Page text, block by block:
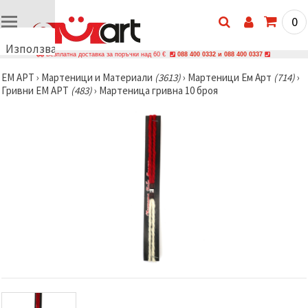
Използваме
🍪
Използваме
да
показваме
0
Безплатна доставка за поръчки над 60 € 088 400 0332 и 088 400 0337
ЕМ АРТ › Мартеници и Материали (3613)› Мартеници Ем Арт (714)›
Гривни ЕМ АРТ (483)› Мартеница гривна 10 броя